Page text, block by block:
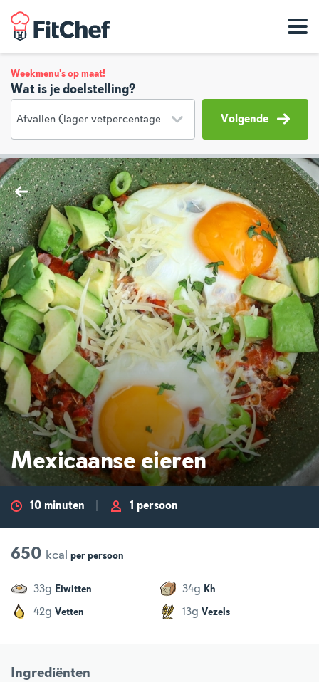
Weekmenu's op maat!
Wat is je doelstelling?
Volgende
Mexicaanse eieren
10 minuten 1 persoon
650 kcal per persoon
33g Eiwitten 34g Kh
42g Vetten 13g Vezels
Ingrediënten